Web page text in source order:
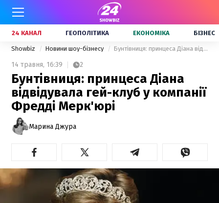
24 КАНАЛ ГЕОПОЛІТИКА ЕКОНОМІКА БІЗНЕС
Showbiz Новини шоу-бізнесу Бунтівниця: принцеса Діана відвідувала гей-клуб у компанії Фредді Мерк'юрі
14 травня, 16:39 2
Бунтівниця: принцеса Діана
відвідувала гей-клуб у компанії
Фредді Мерк'юрі
Марина Джура